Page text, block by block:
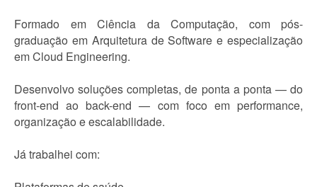
Formado em Ciência da Computação, com pós-
graduação em Arquitetura de Software e especialização
em Cloud Engineering.
Desenvolvo soluções completas, de ponta a ponta — do
front-end ao back-end — com foco em performance,
organização e escalabilidade.
Já trabalhei com: